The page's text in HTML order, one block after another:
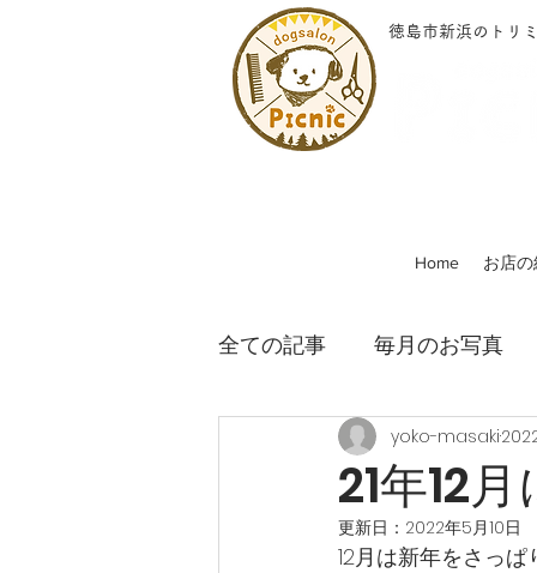
徳島市新浜のトリ
Home お店
全ての記事 毎月のお写真
21年12
yoko-masaki
更新日： 2022年5月10日
12月は新年をさっ